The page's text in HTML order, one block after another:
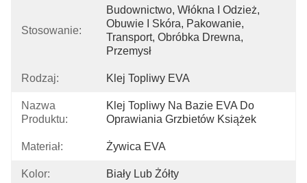
Stosowanie:
Budownictwo, Włókna I Odzież,
Obuwie I Skóra, Pakowanie,
Transport, Obróbka Drewna,
Przemysł
Rodzaj: Klej Topliwy EVA
Nazwa
Produktu:
Klej Topliwy Na Bazie EVA Do
Oprawiania Grzbietów Książek
Materiał: Żywica EVA
Kolor: Biały Lub Żółty